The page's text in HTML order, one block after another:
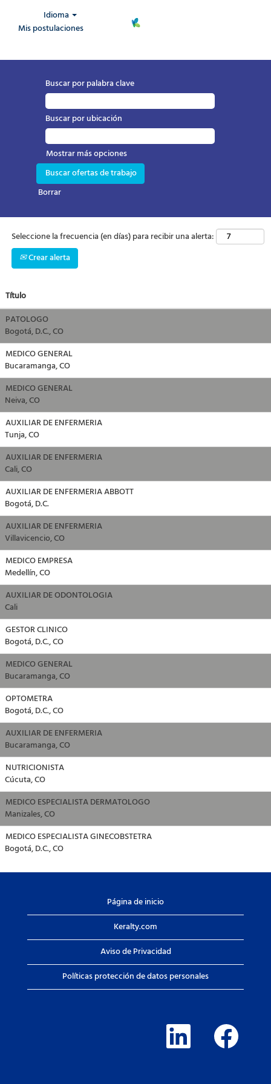
Idioma
Mis postulaciones
Buscar por palabra clave
Buscar por ubicación
Mostrar más opciones
Borrar
Seleccione la frecuencia (en días) para recibir una alerta:
Crear alerta
Título
PATOLOGO
Bogotá, D.C., CO
MEDICO GENERAL
Bucaramanga, CO
MEDICO GENERAL
Neiva, CO
AUXILIAR DE ENFERMERIA
Tunja, CO
AUXILIAR DE ENFERMERIA
Cali, CO
AUXILIAR DE ENFERMERIA ABBOTT
Bogotá, D.C.
AUXILIAR DE ENFERMERIA
Villavicencio, CO
MEDICO EMPRESA
Medellín, CO
AUXILIAR DE ODONTOLOGIA
Cali
GESTOR CLINICO
Bogotá, D.C., CO
MEDICO GENERAL
Bucaramanga, CO
OPTOMETRA
Bogotá, D.C., CO
AUXILIAR DE ENFERMERIA
Bucaramanga, CO
NUTRICIONISTA
Cúcuta, CO
MEDICO ESPECIALISTA DERMATOLOGO
Manizales, CO
MEDICO ESPECIALISTA GINECOBSTETRA
Bogotá, D.C., CO
Página de inicio
Keralty.com
Aviso de Privacidad
Políticas protección de datos personales
S
b
e
a